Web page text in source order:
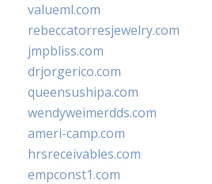
valueml.com
rebeccatorresjewelry.com
jmpbliss.com
drjorgerico.com
queensushipa.com
wendyweimerdds.com
ameri-camp.com
hrsreceivables.com
empconst1.com